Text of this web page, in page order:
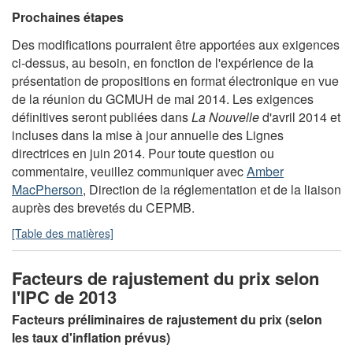
Prochaines étapes
Des modifications pourraient être apportées aux exigences
ci-dessus, au besoin, en fonction de l'expérience de la
présentation de propositions en format électronique en vue
de la réunion du GCMUH de mai 2014. Les exigences
définitives seront publiées dansLa Nouvelled'avril 2014 et
incluses dans la mise à jour annuelle des Lignes
directrices en juin 2014. Pour toute question ou
commentaire, veuillez communiquer avecAmber
MacPherson, Direction de la réglementation et de la liaison
auprès des brevetés du CEPMB.
[Table des matières]
Facteurs de rajustement du prix selon
l'IPC de 2013
Facteurs préliminaires de rajustement du prix (selon
les taux d'inflation prévus)